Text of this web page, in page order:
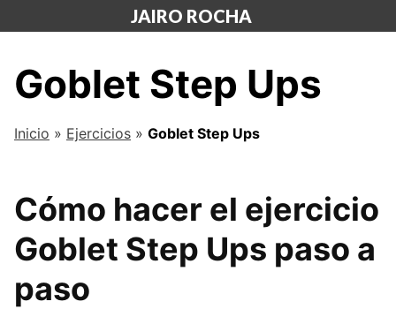
al
JAIRO ROCHA
Goblet Step Ups
Inicio » Ejercicios » Goblet Step Ups
Cómo hacer el ejercicio
Goblet Step Ups paso a
paso